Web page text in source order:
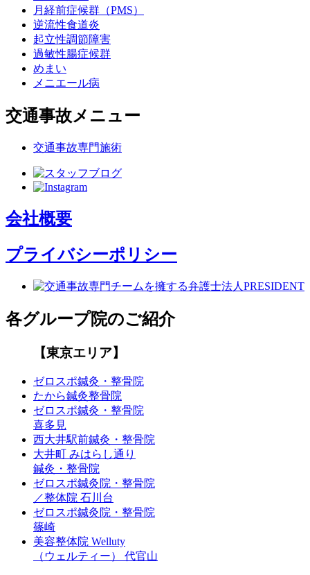
月経前症候群（PMS）
逆流性食道炎
起立性調節障害
過敏性腸症候群
めまい
メニエール病
交通事故メニュー
交通事故専門施術
会社概要
プライバシーポリシー
各グループ院のご紹介
【東京エリア】
ゼロスポ鍼灸・整骨院
たから鍼灸整骨院
ゼロスポ鍼灸・整骨院
喜多見
西大井駅前鍼灸・整骨院
大井町 みはらし通り
鍼灸・整骨院
ゼロスポ鍼灸院・整骨院
／整体院 石川台
ゼロスポ鍼灸院・整骨院
篠崎
美容整体院 Welluty
（ウェルティー） 代官山